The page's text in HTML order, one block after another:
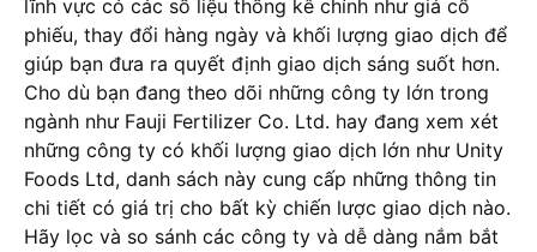
lĩnh vực có các số liệu thống kê chính như giá cổ
phiếu, thay đổi hàng ngày và khối lượng giao dịch để
giúp bạn đưa ra quyết định giao dịch sáng suốt hơn.
Cho dù bạn đang theo dõi những công ty lớn trong
ngành như Fauji Fertilizer Co. Ltd. hay đang xem xét
những công ty có khối lượng giao dịch lớn như Unity
Foods Ltd, danh sách này cung cấp những thông tin
chi tiết có giá trị cho bất kỳ chiến lược giao dịch nào.
Hãy lọc và so sánh các công ty và dễ dàng nắm bắt